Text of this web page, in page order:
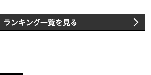
ランキング一覧を見る